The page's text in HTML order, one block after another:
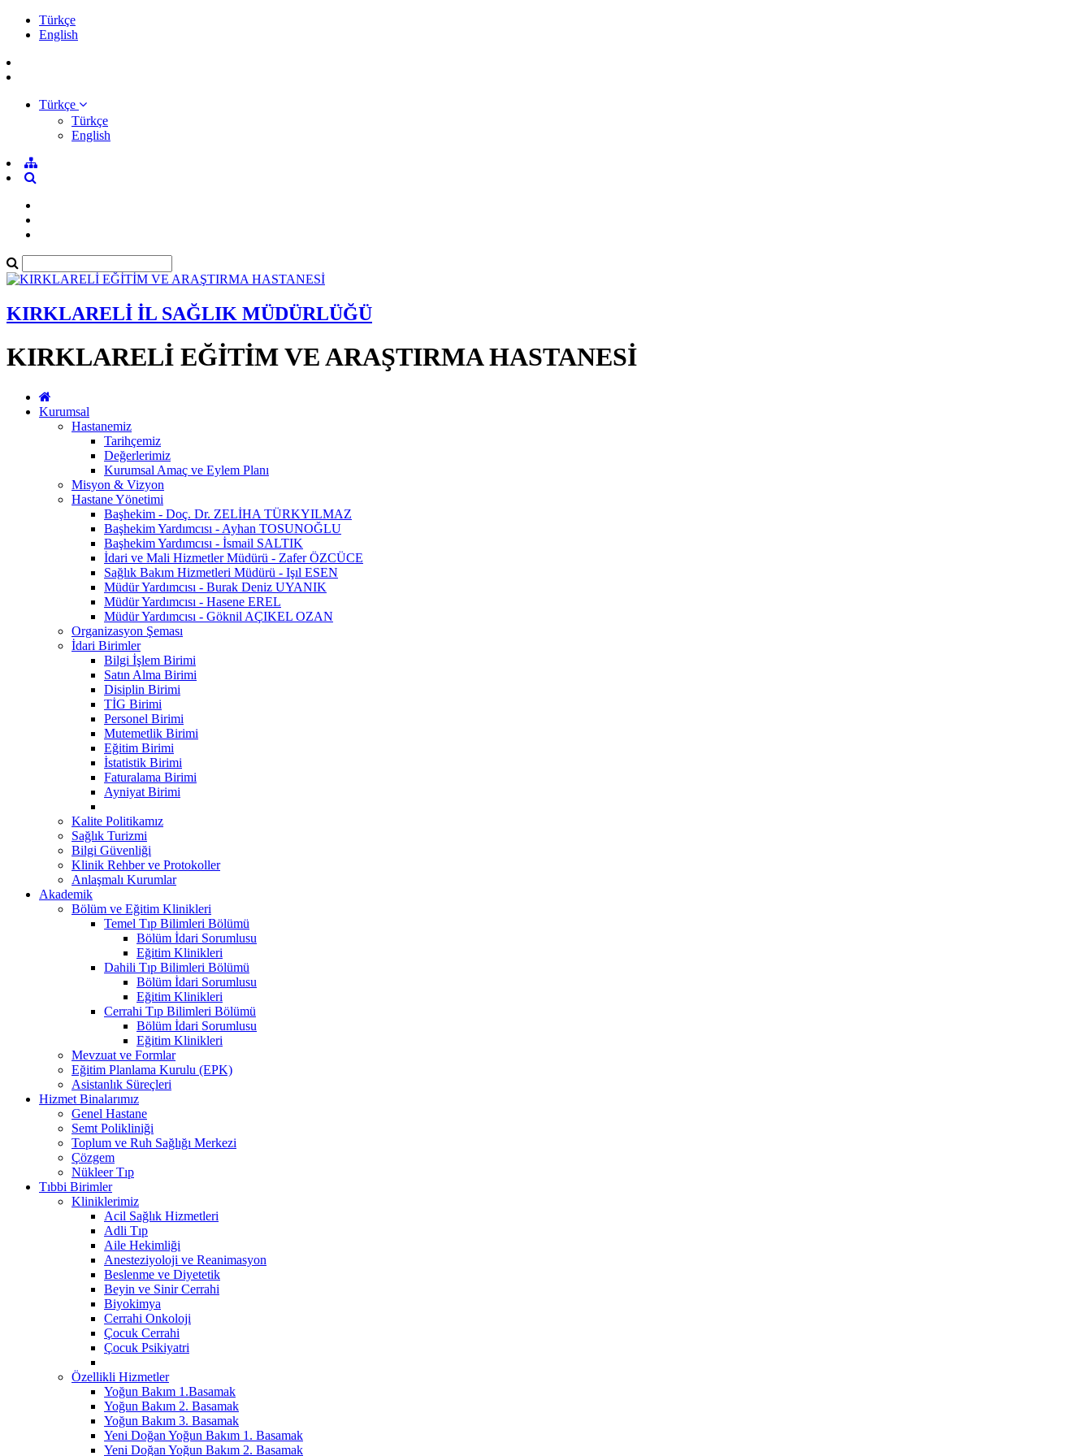
Türkçe
English
Türkçe
Türkçe
English
KIRKLARELİ İL SAĞLIK MÜDÜRLÜĞÜ
KIRKLARELİ EĞİTİM VE ARAŞTIRMA HASTANESİ
Kurumsal
Hastanemiz
Tarihçemiz
Değerlerimiz
Kurumsal Amaç ve Eylem Planı
Misyon & Vizyon
Hastane Yönetimi
Başhekim - Doç. Dr. ZELİHA TÜRKYILMAZ
Başhekim Yardımcısı - Ayhan TOSUNOĞLU
Başhekim Yardımcısı - İsmail SALTIK
İdari ve Mali Hizmetler Müdürü - Zafer ÖZCÜCE
Sağlık Bakım Hizmetleri Müdürü - Işıl ESEN
Müdür Yardımcısı - Burak Deniz UYANIK
Müdür Yardımcısı - Hasene EREL
Müdür Yardımcısı - Göknil AÇIKEL OZAN
Organizasyon Şeması
İdari Birimler
Bilgi İşlem Birimi
Satın Alma Birimi
Disiplin Birimi
TİG Birimi
Personel Birimi
Mutemetlik Birimi
Eğitim Birimi
İstatistik Birimi
Faturalama Birimi
Ayniyat Birimi
Kalite Politikamız
Sağlık Turizmi
Bilgi Güvenliği
Klinik Rehber ve Protokoller
Anlaşmalı Kurumlar
Akademik
Bölüm ve Eğitim Klinikleri
Temel Tıp Bilimleri Bölümü
Bölüm İdari Sorumlusu
Eğitim Klinikleri
Dahili Tıp Bilimleri Bölümü
Bölüm İdari Sorumlusu
Eğitim Klinikleri
Cerrahi Tıp Bilimleri Bölümü
Bölüm İdari Sorumlusu
Eğitim Klinikleri
Mevzuat ve Formlar
Eğitim Planlama Kurulu (EPK)
Asistanlık Süreçleri
Hizmet Binalarımız
Genel Hastane
Semt Polikliniği
Toplum ve Ruh Sağlığı Merkezi
Çözgem
Nükleer Tıp
Tıbbi Birimler
Kliniklerimiz
Acil Sağlık Hizmetleri
Adli Tıp
Aile Hekimliği
Anesteziyoloji ve Reanimasyon
Beslenme ve Diyetetik
Beyin ve Sinir Cerrahi
Biyokimya
Cerrahi Onkoloji
Çocuk Cerrahi
Çocuk Psikiyatri
Özellikli Hizmetler
Yoğun Bakım 1.Basamak
Yoğun Bakım 2. Basamak
Yoğun Bakım 3. Basamak
Yeni Doğan Yoğun Bakım 1. Basamak
Yeni Doğan Yoğun Bakım 2. Basamak